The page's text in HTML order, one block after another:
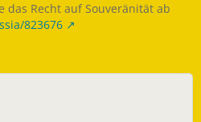
das Recht auf Souveränität ab
823676